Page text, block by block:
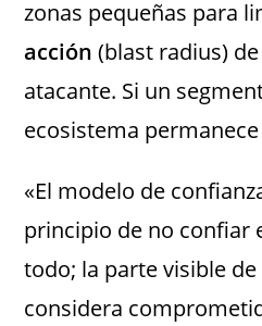
zonas pequeñas para
acción (blast radius)
atacante. Si un
ecosistema
«El modelo de
principio de no confiar
todo; la parte visible
considera